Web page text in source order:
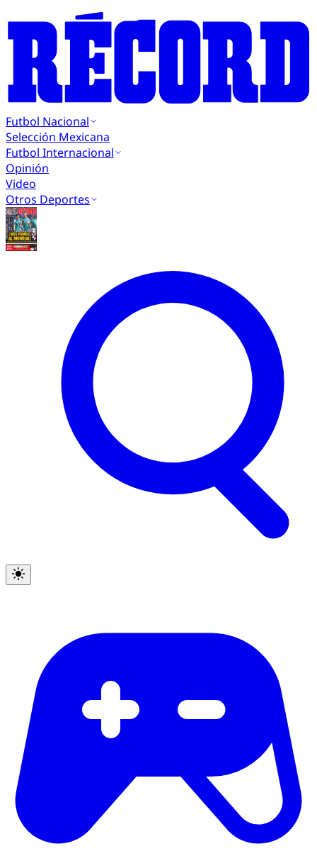
Futbol Nacional
Selección Mexicana
Futbol Internacional
Opinión
Video
Otros Deportes